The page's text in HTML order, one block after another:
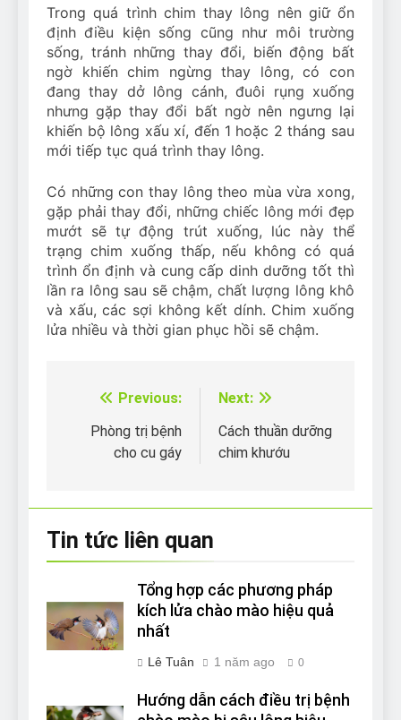
Trong quá trình chim thay lông nên giữ ổn
định điều kiện sống cũng như môi trường
sống, tránh những thay đổi, biến động bất
ngờ khiến chim ngừng thay lông, có con
đang thay dở lông cánh, đuôi rụng xuống
nhưng gặp thay đổi bất ngờ nên ngưng lại
khiến bộ lông xấu xí, đến 1 hoặc 2 tháng sau
mới tiếp tục quá trình thay lông.
Có những con thay lông theo mùa vừa xong,
gặp phải thay đổi, những chiếc lông mới đẹp
mướt sẽ tự động trút xuống, lúc này thể
trạng chim xuống thấp, nếu không có quá
trình ổn định và cung cấp dinh dưỡng tốt thì
lần ra lông sau sẽ chậm, chất lượng lông khô
và xấu, các sợi không kết dính. Chim xuống
lửa nhiều và thời gian phục hồi sẽ chậm.
Điều
hướng
Previous:
Phòng trị bệnh
cho cu gáy
Next:
Cách thuần dưỡng
chim khướu
Tin tức liên quan
Tổng hợp các phương pháp
kích lửa chào mào hiệu quả
nhất
Lê Tuân 1 năm ago 0
Hướng dẫn cách điều trị bệnh